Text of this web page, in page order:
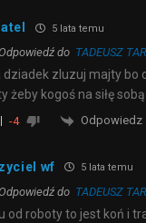
5 lata temu
Odpowiedź do TADEUSZ
dziadek zluzuj majty bo
żeby kogoś na siłę
-4 Odpowiedz
wf 5 lata temu
Odpowiedź do TADEUSZ
od roboty to jest koń i